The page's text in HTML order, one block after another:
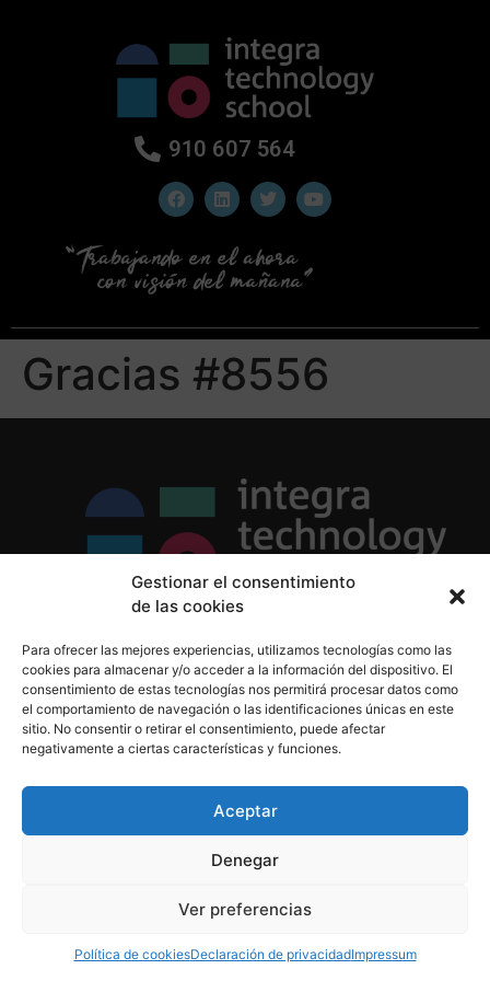
Gestionar el consentimiento
de las cookies
Para ofrecer las mejores experiencias, utilizamos tecnologías como las
cookies para almacenar y/o acceder a la información del dispositivo. El
consentimiento de estas tecnologías nos permitirá procesar datos como
el comportamiento de navegación o las identificaciones únicas en este
sitio. No consentir o retirar el consentimiento, puede afectar
negativamente a ciertas características y funciones.
Aceptar
Denegar
Ver preferencias
Política de cookiesDeclaración de privacidadImpressum
910 607 564
Gracias #8556
Política de Cookies
Aviso Legal
910 607 564
derechos reservados